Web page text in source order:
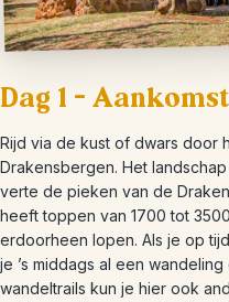
Dag 1 –
Rijd via de kust of dwars door
Drakensbergen. Het
verte de pieken van de
heeft toppen van 1700 tot
erdoorheen lopen. Als je op
je ’s middags al een
wandeltrails kun je hier ook